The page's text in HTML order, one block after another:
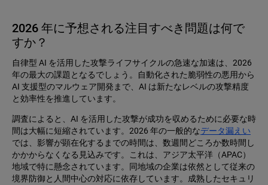
2026 年に予想される注目すべき問題は何で
すか？
自律型 AI を活用した攻撃ライフサイクルの急速な加速は、2026
年の最大の課題となるでしょう。自動化された脆弱性の悪用から
AI 支援型のマルウェア開発まで、AI は新たなレベルの攻撃精度
と効率性を推進しています。
調査によると、AI を活用した攻撃が成功を収めるために必要な時
間は大幅に短縮されています。2026 年の一般的なデータ漏えい
では、影響が顕在化するまでの時間は、数週間どころか数時間し
かかからなくなる見込みです。これは、アジア太平洋（APAC）
地域で特に懸念されています。同地域の企業は依然として従来の
境界防御と人間中心の対応に依存しています。成熟したセキュリ